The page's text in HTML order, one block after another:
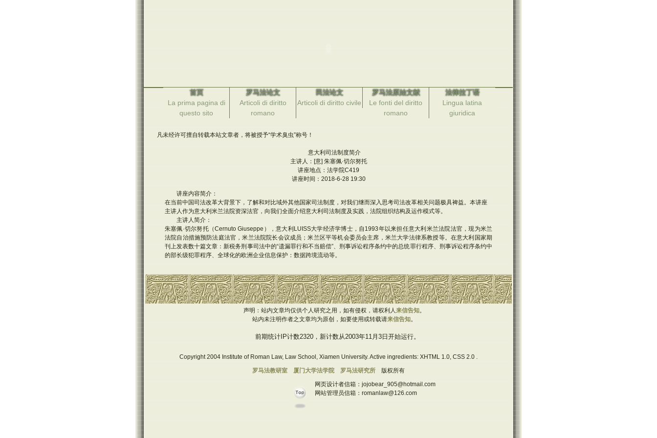
首页
La prima pagina di
questo sito
罗马法论文
Articoli di diritto
romano
民法论文
Articoli di diritto civile
罗马法原始文献
Le fonti del diritto
romano
法律拉丁语
Lingua latina
giuridica
凡未经许可擅自转载本站文章者，将被授予“学术臭虫”称号！
意大利司法制度简介
主讲人：[意] 朱塞佩·切尔努托
讲座地点：法学院C419
讲座时间：2018-6-28 19:30
讲座内容简介：
在当前中国司法改革大背景下，了解和对比域外其他国家司法制度，对我们继而深入思考司法改革相关问题极具裨益。本讲座
主讲人作为意大利米兰法院资深法官，向我们全面介绍意大利司法制度及实践，法院组织结构及运作模式等。
主讲人简介：
朱塞佩·切尔努托（Cernuto Giuseppe），意大利LUISS大学经济学博士，自1993年以来担任意大利米兰法院法官，现为米兰
法院自治措施预防法庭法官，米兰法院院长会议成员；米兰区平等机会委员会主席，米兰大学法律系教授等。在意大利国家期
刊上发表数十篇文章：新税务刑事司法中的“遗漏罪行和不当赔偿”、刑事诉讼程序条约中的总统罪行程序、刑事诉讼程序条约中
的部长级犯罪程序、全球化的欧洲企业信息保护：数据跨境流动等。
声明：站内文章均仅供个人研究之用，如有侵权，请权利人来信告知。
站内未注明作者之文章均为原创，如要使用或转载请来信告知。
前期统计IP计数2320，新计数从2003年11月3日开始运行。
Copyright 2004 Institute of Roman Law, Law School, Xiamen University. Active ingredients: XHTML 1.0, CSS 2.0 .
罗马法教研室
厦门大学法学院 罗马法研究所 版权所有
网页设计者信箱：jojobear_905@hotmail.com
网站管理员信箱：romanlaw@126.com